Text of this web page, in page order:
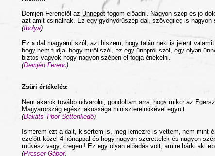
Demjén Ferenctől az Ünnepet fogom előadni. Nagyon szép és jó
azt amit csinálnak. Ez egy gyönyörűszép dal, szövegileg is
(Ibolya)
Ez a dal magyarul szól, azt hiszem, hogy talán neki is jelent
hogy nem tudja, hogy miről szól, ez egy ünnpről szól, egy olyan
biztos vagyok hogy nagyon szépen el fogja énekelni.
(Demjén Ferenc)
Zsűri értékelés:
Nem akarok tovább udvarolni, gondoltam arra, hogy mikor az
Magyarország egész lakossága miniszterelnökével együtt.
(Bakáts Tibor Settenkedő)
Ismerem ezt a dalt, kísértem is, meg lemezre is vettem, nem mint
ezelőtt közel 4 hónappal és hogy nagyon szerettelek és nagyon
művész vagy, öregem! Ez egy olyan előadás volt, amire bárki aki
(Presser Gábor)